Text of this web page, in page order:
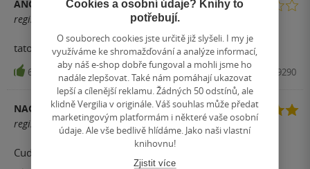
ANONYM
registrovaný uživatel
tato kniha nezaujala ani jedno z mých dětí
63 Kniha, Albatros Media, 2012, 9788000029290
NAGY
registrovaný uživatel
Cudny dej. Nic moc mi to nerika.
Cookies a osobní údaje? Knihy to
potřebují.
O souborech cookies jste určitě již slyšeli. I my je
využíváme ke shromažďování a analýze informací,
aby náš e-shop dobře fungoval a mohli jsme ho
nadále zlepšovat. Také nám pomáhají ukazovat
lepší a cílenější reklamu. Žádných 50 odstínů, ale
klidně Vergilia v originále. Váš souhlas může předat
marketingovým platformám i některé vaše osobní
údaje. Ale vše bedlivě hlídáme. Jako naši vlastní
knihovnu!
Zjistit více